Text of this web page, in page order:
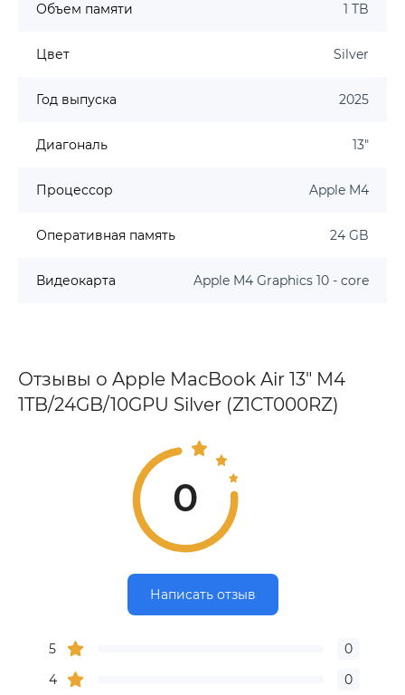
Объем памяти 1 TB
Цвет Silver
Год выпуска 2025
Диагональ 13"
Процессор Apple M4
Оперативная память 24 GB
Видеокарта Apple M4 Graphics 10 - core
Отзывы о Apple MacBook Air 13" M4
1TB/24GB/10GPU Silver (Z1CT000RZ)
0
Написать отзыв
5
0
4
0